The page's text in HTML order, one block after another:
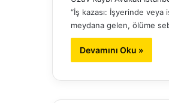
“İş kazası: İşyerinde
meydana gelen, ölüme
Devamını Oku »